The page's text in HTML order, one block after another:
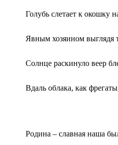
Голубь слетает к окошку
Явным хозяином выглядя
Солнце раскинуло веер
Вдаль облака, как
Родина – славная наша